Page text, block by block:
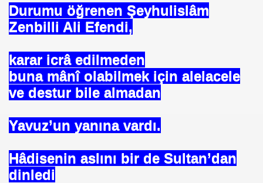
Durumu öğrenen Şeyhulislâm
Zenbilli Ali Efendi,
karar icrâ edilmeden
buna mânî olabilmek için alelacele
ve destur bile almadan
Yavuz’un yanına vardı.
Hâdisenin aslını bir de Sultan’dan
dinledi